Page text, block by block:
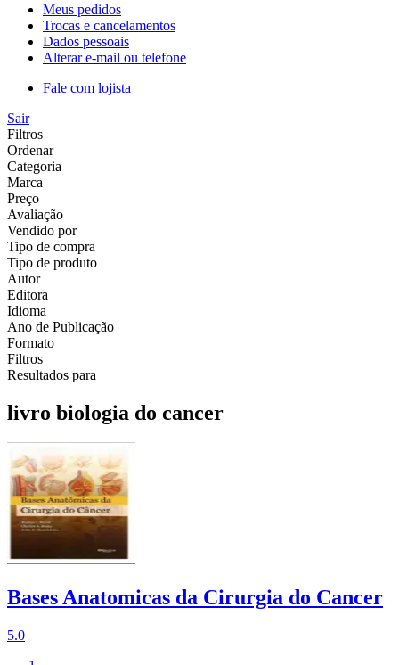
Meus pedidos
Trocas e cancelamentos
Dados pessoais
Alterar e-mail ou telefone
Fale com lojista
Sair
Filtros
Ordenar
Categoria
Marca
Preço
Avaliação
Vendido por
Tipo de compra
Tipo de produto
Autor
Editora
Idioma
Ano de Publicação
Formato
Filtros
Resultados para
livro biologia do cancer
Bases Anatomicas da Cirurgia do Cancer
5.0